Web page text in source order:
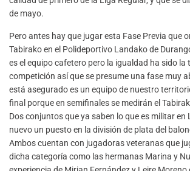
de mayo.
Pero antes hay que jugar esta Fase Previa que
Tabirako en el Polideportivo Landako de
es el equipo cafetero pero la igualdad ha sido la
competición así que se presume una fase muy
está asegurado es un equipo de nuestro
final porque en semifinales se medirán el
Dos conjuntos que ya saben lo que es militar en
nuevo un puesto en la división de plata del
Ambos cuentan con jugadoras veteranas que
dicha categoría como las hermanas Marina y